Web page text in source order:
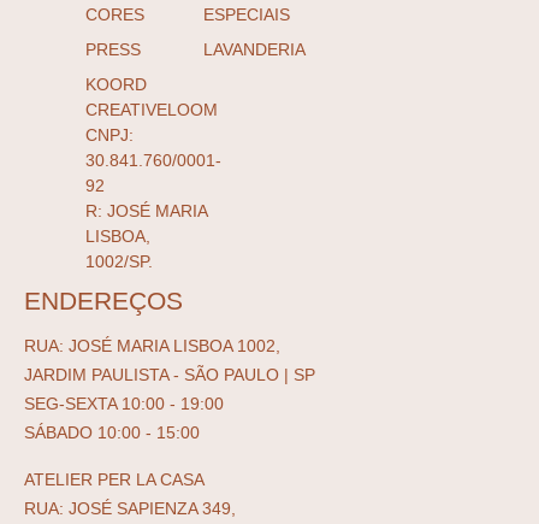
CORES
PRESS
KOORD
CREATIVELOOM
CNPJ:
30.841.760/0001-
92
R: JOSÉ MARIA
LISBOA,
1002/SP.
ESPECIAIS
LAVANDERIA
ENDEREÇOS
RUA: JOSÉ MARIA LISBOA 1002,
JARDIM PAULISTA - SÃO PAULO | SP
SEG-SEXTA 10:00 - 19:00
SÁBADO 10:00 - 15:00
ATELIER PER LA CASA
RUA: JOSÉ SAPIENZA 349,